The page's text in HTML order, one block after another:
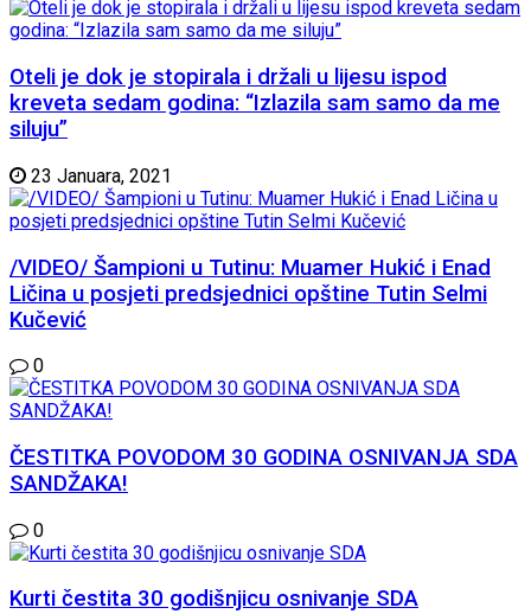
Oteli je dok je stopirala i držali u lijesu ispod
kreveta sedam godina: “Izlazila sam samo da me
siluju”
23 Januara, 2021
/VIDEO/ Šampioni u Tutinu: Muamer Hukić i Enad
Ličina u posjeti predsjednici opštine Tutin Selmi
Kučević
0
ČESTITKA POVODOM 30 GODINA OSNIVANJA SDA
SANDŽAKA!
0
Kurti čestita 30 godišnjicu osnivanje SDA